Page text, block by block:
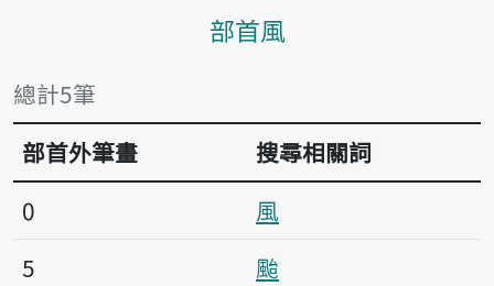
主內容區塊
部首風
總計5筆
部首外筆畫
搜尋相關詞
0
風
5
颱